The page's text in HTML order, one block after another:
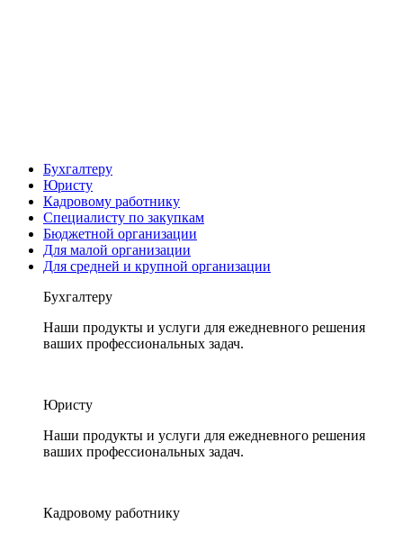
Бухгалтеру
Юристу
Кадровому работнику
Специалисту по закупкам
Бюджетной организации
Для малой организации
Для средней и крупной организации
Бухгалтеру
Наши продукты и услуги для ежедневного решения
ваших профессиональных задач.
Юристу
Наши продукты и услуги для ежедневного решения
ваших профессиональных задач.
Кадровому работнику